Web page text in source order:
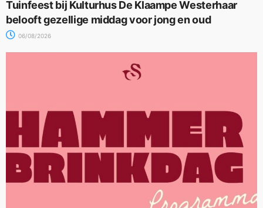
Tuinfeest bij Kulturhus De Klaampe Westerhaar
belooft gezellige middag voor jong en oud
06/08/2026